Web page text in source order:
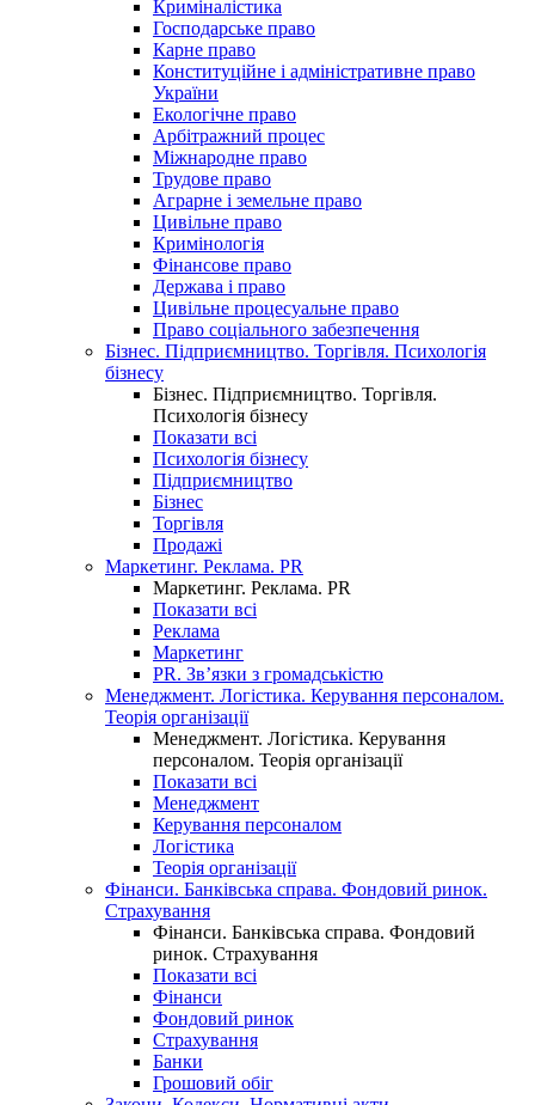
Криміналістика
Господарське право
Карне право
Конституційне і адміністративне право
України
Екологічне право
Арбітражний процес
Міжнародне право
Трудове право
Аграрне і земельне право
Цивільне право
Кримінологія
Фінансове право
Держава і право
Цивільне процесуальне право
Право соціального забезпечення
Бізнес. Підприємництво. Торгівля. Психологія
бізнесу
Бізнес. Підприємництво. Торгівля.
Психологія бізнесу
Показати всі
Психологія бізнесу
Підприємництво
Бізнес
Торгівля
Продажі
Маркетинг. Реклама. PR
Маркетинг. Реклама. PR
Показати всі
Реклама
Маркетинг
PR. Зв’язки з громадськістю
Менеджмент. Логістика. Керування персоналом.
Теорія організації
Менеджмент. Логістика. Керування
персоналом. Теорія організації
Показати всі
Менеджмент
Керування персоналом
Логістика
Теорія організації
Фінанси. Банківська справа. Фондовий ринок.
Страхування
Фінанси. Банківська справа. Фондовий
ринок. Страхування
Показати всі
Фінанси
Фондовий ринок
Страхування
Банки
Грошовий обіг